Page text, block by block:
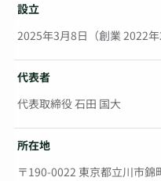
設立
2025年3月8日（創業 2022年
代表者
代表取締役 石田 国大
所在地
〒190-0022 東京都立川市錦